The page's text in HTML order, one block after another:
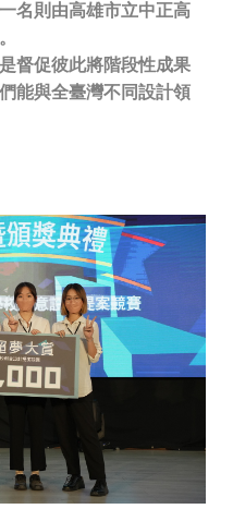
名則由高雄市立中正高
督促彼此將階段性成果
能與全臺灣不同設計領